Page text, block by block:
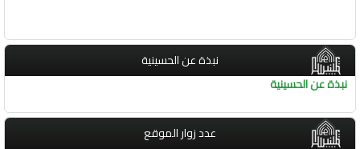
نبذة عن الحسينية
نبذة عن الحسينية
عدد زوار الموقع